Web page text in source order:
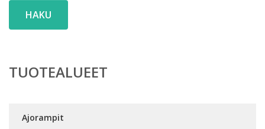
HAKU
TUOTEALUEET
Ajorampit